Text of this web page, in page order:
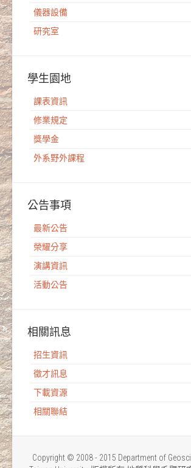
儀器設備
研究室
學生園地
課表資訊
修業規定
獎學金
外系野外課程
公告事項
最新公告
榮耀分享
演講資訊
活動公告
相關訊息
招生資訊
徵才訊息
下載資源
相關聯結
Copyright © 2008 - 2015 Department of